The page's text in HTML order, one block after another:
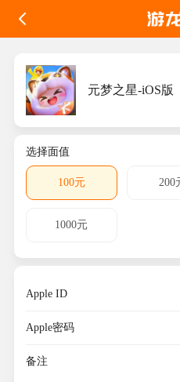
元梦之星-iOS版
选择面值
100元 200
1000元
Apple ID
Apple密码
备注